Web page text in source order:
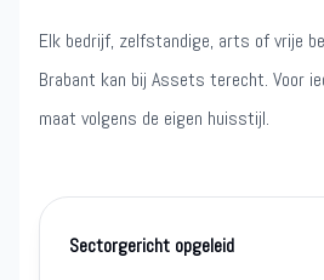
Elk bedrijf, zelfstandige, arts of vrije
Brabant kan bij Assets terecht. Voor
maat volgens de eigen huisstijl.
Sectorgericht opgeleid